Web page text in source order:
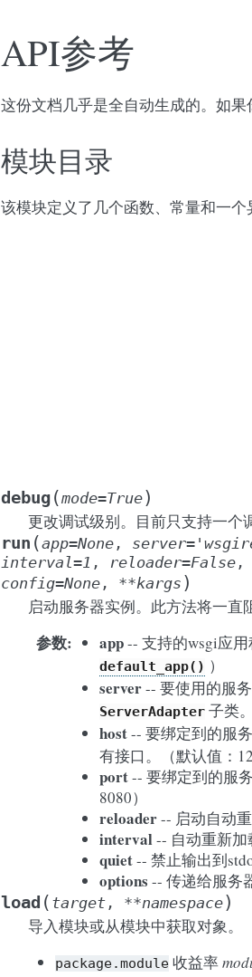
API参考
这份文档几乎是全自动生成的。如
模块目录
该模块定义了几个函数、常量和一个
debug(mode=True)
更改调试级别。目前只支持一个
run (app=None , server=
interval=1 , reloader=False ,
config=None , **kargs )
启动服务器实例。此方法将一直
参数 app-- 支持的wsgi应
default_app() ）
server-- 要使用的服
ServerAdapter 子类
host-- 要绑定到的服
有接口。（默认值：
port-- 要绑定到的服
8080）
reloader-- 启动自动
interval-- 自动重新加
quiet-- 禁止输出到
options -- 传递给服务
load ( target , **namespace)
导入模块或从模块中获取对象。
package.module 收益率